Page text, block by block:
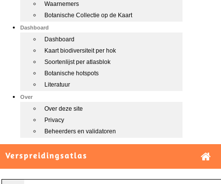
Waarnemers
Botanische Collectie op de Kaart
Dashboard
Dashboard
Kaart biodiversiteit per hok
Soortenlijst per atlasblok
Botanische hotspots
Literatuur
Over
Over deze site
Privacy
Beheerders en validatoren
Verspreidingsatlas